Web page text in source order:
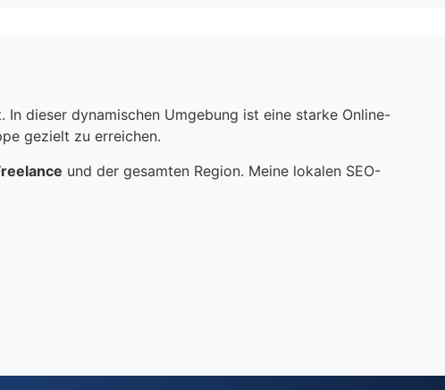
dieser dynamischen Umgebung ist eine starke Online-
gezielt zu erreichen.
und der gesamten Region. Meine lokalen SEO-